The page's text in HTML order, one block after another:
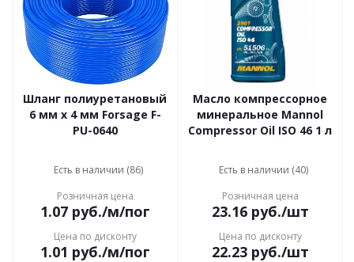
Шланг полиуретановый
6 мм x 4 мм Forsage F-
PU-0640
Есть в наличии (86)
Розничная цена
1.07руб./м/пог
Цена по дисконту
1.01 руб./м/пог
Масло компрессорное
минеральное Mannol
Compressor Oil ISO 46 1 л
Есть в наличии (40)
Розничная цена
23.16руб./шт
Цена по дисконту
22.23руб./шт